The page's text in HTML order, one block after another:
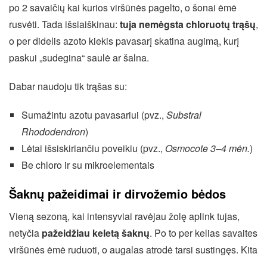
po 2 savaičių kai kurios viršūnės pagelto, o šonai ėmė
rusvėti. Tada išsiaiškinau: tuja nemėgsta chloruotų trąšų,
o per didelis azoto kiekis pavasarį skatina augimą, kurį
paskui „sudegina“ saulė ar šalna.
Dabar naudoju tik trąšas su:
Sumažintu azotu pavasariui (pvz., Substral
Rhododendron)
Lėtai išsiskiriančiu poveikiu (pvz., Osmocote 3–4 mėn.)
Be chloro ir su mikroelementais
Šaknų pažeidimai ir dirvožemio bėdos
Vieną sezoną, kai intensyviai ravėjau žolę aplink tujas,
netyčia pažeidžiau keletą šaknų. Po to per kelias savaites
viršūnės ėmė ruduoti, o augalas atrodė tarsi sustingęs. Kita